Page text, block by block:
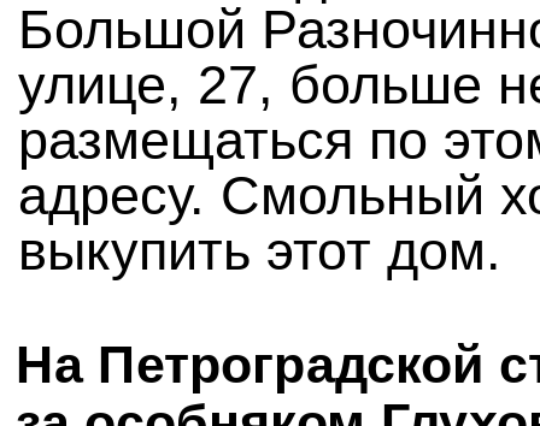
Большой
улице, 27, больше
размещаться по
адресу. Смольный
выкупить этот дом.
На Петроградской